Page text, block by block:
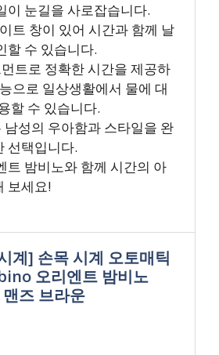
이 눈길을 사로잡습니다.
트 창이 있어 시간과 함께 날
할 수 있습니다.
트로 정확한 시간을 제공하
으로 일상생활에서 물에 대
할 수 있습니다.
남성의 우아함과 스타일을 완
선택입니다.
트 밤비노와 함께 시간의 아
보세요!
계] 손목 시계 오토매틱
오리엔트 밤비노
즈 브라운